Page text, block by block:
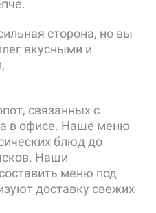
сторона, но вы
вкусными и
связанных с
в офисе. Наше меню
блюд до
Наши
меню под
доставку свежих